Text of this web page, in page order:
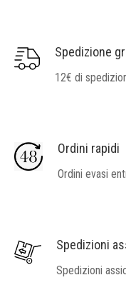
Spedizione
12€ di
Ordini rapidi
Ordini evasi
Spedizioni
Spedizioni